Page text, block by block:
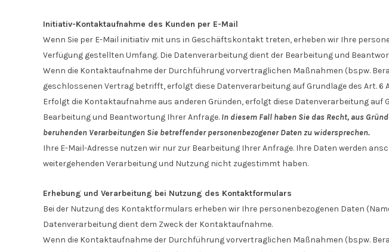
Initiativ-Kontaktaufnahme des Kunden per E-Mail
Wenn Sie per E-Mail initiativ mit uns in Geschäftskontakt treten, erheben wir Ihre
Verfügung gestellten Umfang. Die Datenverarbeitung dient der Bearbeitung und
Wenn die Kontaktaufnahme der Durchführung vorvertraglichen Maßnahmen (bspw.
geschlossenen Vertrag betrifft, erfolgt diese Datenverarbeitung auf Grundlage des Art. 6
Erfolgt die Kontaktaufnahme aus anderen Gründen, erfolgt diese Datenverarbeitung auf
Bearbeitung und Beantwortung Ihrer Anfrage. In diesem Fall haben Sie das Recht, aus
beruhenden Verarbeitungen Sie betreffender personenbezogener Daten zu widersprechen.
Ihre E-Mail-Adresse nutzen wir nur zur Bearbeitung Ihrer Anfrage. Ihre Daten werden
weitergehenden Verarbeitung und Nutzung nicht zugestimmt haben.
Erhebung und Verarbeitung bei Nutzung des Kontaktformulars
Bei der Nutzung des Kontaktformulars erheben wir Ihre personenbezogenen Daten
Datenverarbeitung dient dem Zweck der Kontaktaufnahme.
Wenn die Kontaktaufnahme der Durchführung vorvertraglichen Maßnahmen (bspw.